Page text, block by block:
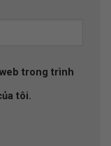
trong trình
tôi.